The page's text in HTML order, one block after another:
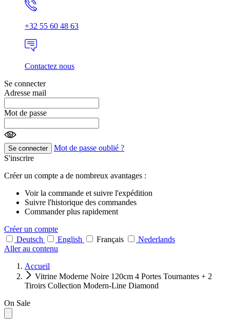
+32 55 60 48 63
Contactez nous
Se connecter
Adresse mail
Mot de passe
Se connecter
Mot de passe oublié ?
S'inscrire
Créer un compte a de nombreux avantages :
Voir la commande et suivre l'expédition
Suivre l'historique des commandes
Commander plus rapidement
Créer un compte
Deutsch
English Français
Nederlands
Aller au contenu
Accueil
Vitrine Moderne Noire 120cm 4 Portes Tournantes + 2
Tiroirs Collection Modern-Line Diamond
On Sale